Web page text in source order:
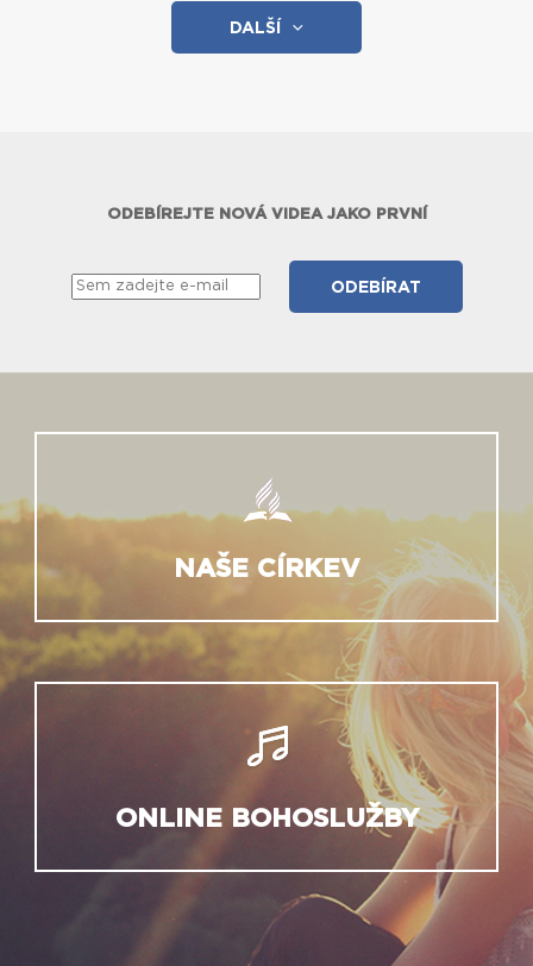
DALŠÍ
ODEBÍREJTE NOVÁ VIDEA JAKO PRVNÍ
NAŠE CÍRKEV
ONLINE BOHOSLUŽBY